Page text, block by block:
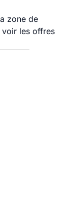
zone de
voir les offres